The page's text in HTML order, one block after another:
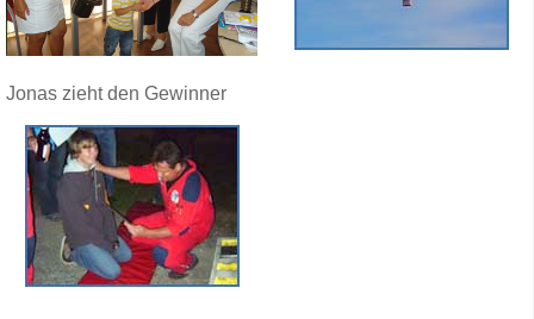
Jonas zieht den Gewinner